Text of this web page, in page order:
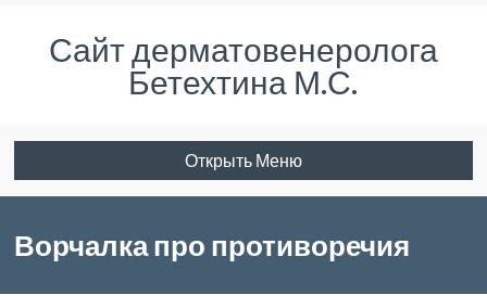
Сайт дерматовенеролога
Бетехтина М.С.
Открыть Меню
Ворчалка про противоречия